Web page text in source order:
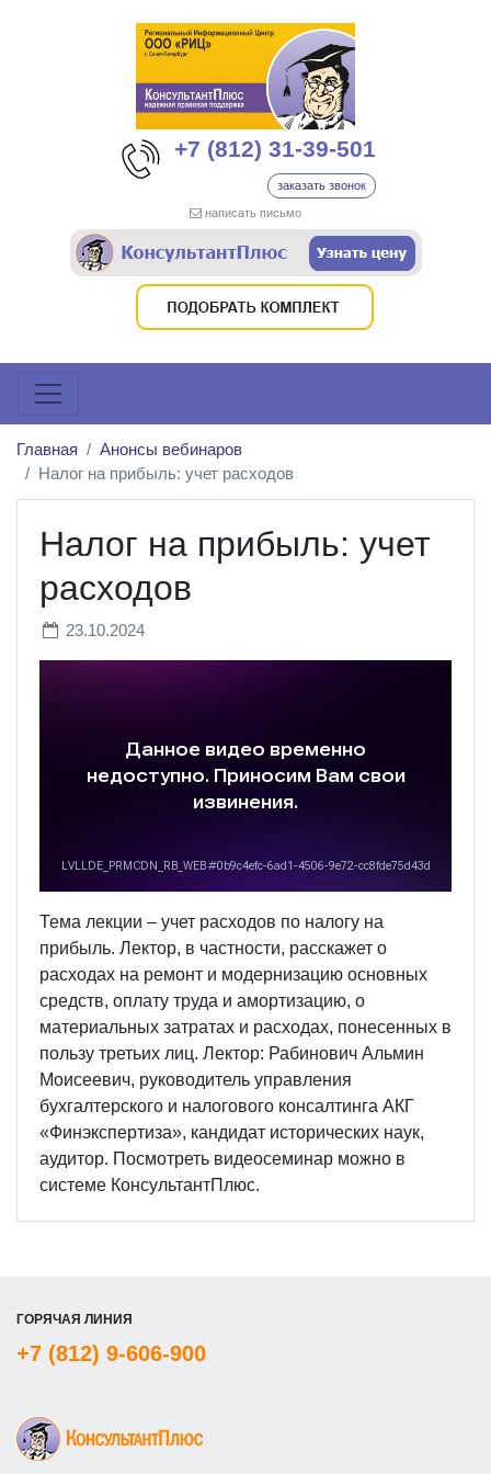
+7 (812) 31-39-501
заказать звонок
написать письмо
Главная
Анонсы вебинаров
Налог на прибыль: учет расходов
Налог на прибыль: учет
расходов
23.10.2024
Тема лекции – учет расходов по налогу на
прибыль. Лектор, в частности, расскажет о
расходах на ремонт и модернизацию основных
средств, оплату труда и амортизацию, о
материальных затратах и расходах, понесенных в
пользу третьих лиц. Лектор: Рабинович Альмин
Моисеевич, руководитель управления
бухгалтерского и налогового консалтинга АКГ
«Финэкспертиза», кандидат исторических наук,
аудитор. Посмотреть видеосеминар можно в
системе КонсультантПлюс.
ГОРЯЧАЯ ЛИНИЯ
+7 (812) 9-606-900